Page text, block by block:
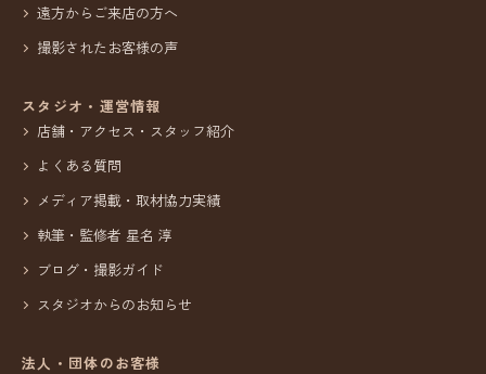
遠方からご来店の方へ
撮影されたお客様の声
スタジオ・運営情報
店舗・アクセス・スタッフ紹介
よくある質問
メディア掲載・取材協力実績
執筆・監修者 星名 淳
ブログ・撮影ガイド
スタジオからのお知らせ
法人・団体のお客様